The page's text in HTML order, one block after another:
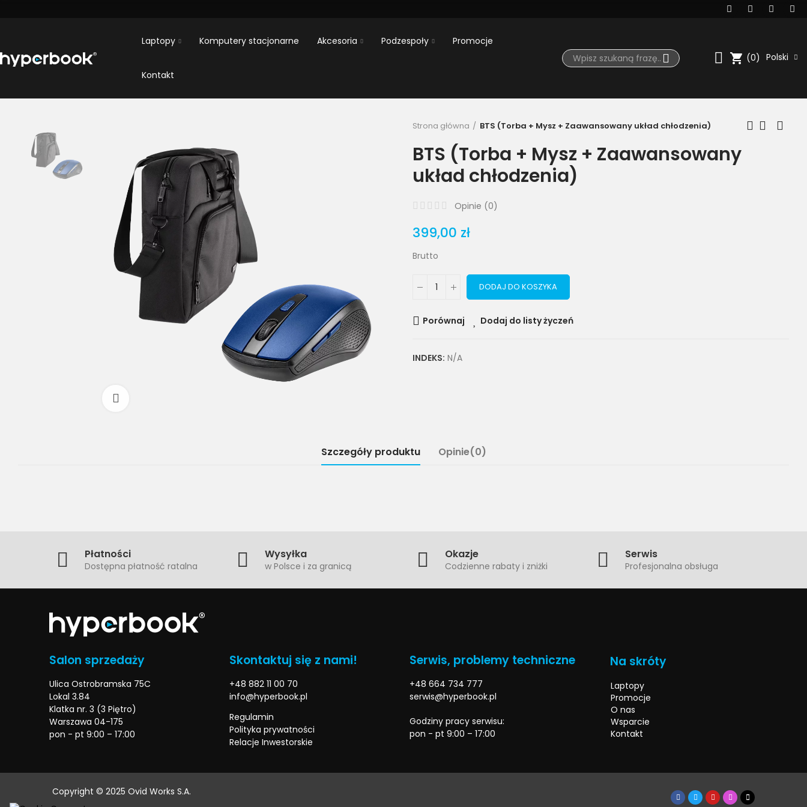
Laptopy Komputery stacjonarne Akcesoria Podzespoły Promocje
Kontakt
shopping_cart (0) Polski
Strona główna BTS (Torba + Mysz + Zaawansowany układ chłodzenia)
BTS (Torba + Mysz + Zaawansowany
układ chłodzenia)
Opinie (0)
399,00 zł
Brutto
DODAJ DO KOSZYKA
Porównaj Dodaj do listy życzeń
INDEKS: N/A
Szczegóły produktu Opinie(0)
Płatności
Dostępna płatność ratalna
Wysyłka
w Polsce i za granicą
Okazje
Codzienne rabaty i zniżki
Serwis
Profesjonalna obsługa
Salon sprzedaży
Ulica Ostrobramska 75C
Lokal 3.84
Klatka nr. 3 (3 Piętro)
Warszawa 04-175
pon - pt 9:00 – 17:00
Skontaktuj się z nami!
+48 882 11 00 70
info@hyperbook.pl
Regulamin
Polityka prywatności
Relacje Inwestorskie
Serwis, problemy techniczne
+48 664 734 777
serwis@hyperbook.pl
Godziny pracy serwisu:
pon - pt 9:00 – 17:00
Na skróty
Laptopy
Promocje
O nas
Wsparcie
Kontakt
Copyright © 2025 Ovid Works S.A.